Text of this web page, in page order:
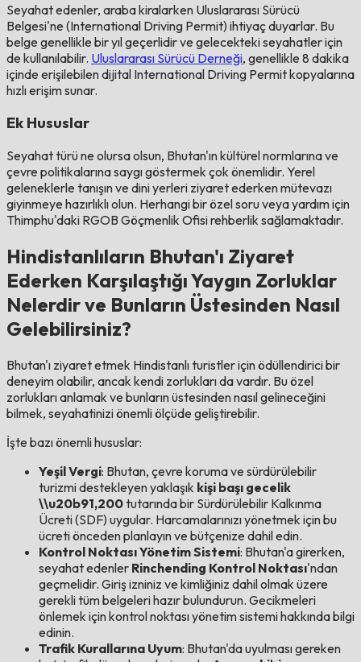
Seyahat edenler, araba kiralarken Uluslararası Sürücü
Belgesi'ne (International Driving Permit) ihtiyaç duyarlar. Bu
belge genellikle bir yıl geçerlidir ve gelecekteki seyahatler için
de kullanılabilir. Uluslararası Sürücü Derneği, genellikle 8 dakika
içinde erişilebilen dijital International Driving Permit kopyalarına
hızlı erişim sunar.
Ek Hususlar
Seyahat türü ne olursa olsun, Bhutan'ın kültürel normlarına ve
çevre politikalarına saygı göstermek çok önemlidir. Yerel
geleneklerle tanışın ve dini yerleri ziyaret ederken mütevazı
giyinmeye hazırlıklı olun. Herhangi bir özel soru veya yardım için
Thimphu'daki RGOB Göçmenlik Ofisi rehberlik sağlamaktadır.
Hindistanlıların Bhutan'ı Ziyaret
Ederken Karşılaştığı Yaygın Zorluklar
Nelerdir ve Bunların Üstesinden Nasıl
Gelebilirsiniz?
Bhutan'ı ziyaret etmek Hindistanlı turistler için ödüllendirici bir
deneyim olabilir, ancak kendi zorlukları da vardır. Bu özel
zorlukları anlamak ve bunların üstesinden nasıl gelineceğini
bilmek, seyahatinizi önemli ölçüde geliştirebilir.
İşte bazı önemli hususlar:
Yeşil Vergi: Bhutan, çevre koruma ve sürdürülebilir
turizmi destekleyen yaklaşık kişi başı gecelik
\\u20b91,200tutarında bir Sürdürülebilir Kalkınma
Ücreti (SDF) uygular. Harcamalarınızı yönetmek için bu
ücreti önceden planlayın ve bütçenize dahil edin.
Kontrol Noktası Yönetim Sistemi: Bhutan'a girerken,
seyahat edenler Rinchending Kontrol Noktası'ndan
geçmelidir. Giriş izniniz ve kimliğiniz dahil olmak üzere
gerekli tüm belgeleri hazır bulundurun. Gecikmeleri
önlemek için kontrol noktası yönetim sistemi hakkında bilgi
edinin.
Trafik Kurallarına Uyum: Bhutan'da uyulması gereken